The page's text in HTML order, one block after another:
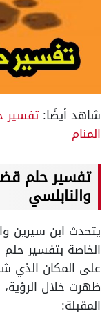
شاهد أيضًا:تفسير
المنام
تفسير حلم
والنابلسي
يتحدث ابن سيرين
الخاصة بتفسير
على المكان الذي
ظهرت خلال
المقبلة: